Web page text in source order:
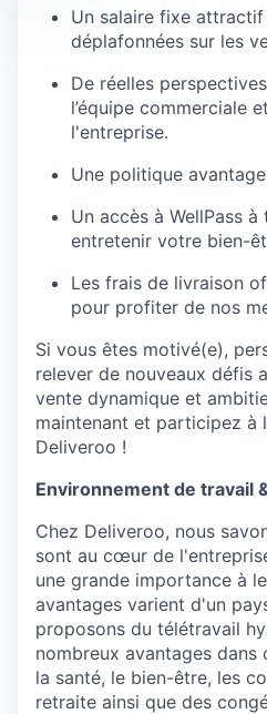
Un salaire fixe
déplafonnées sur les
De réelles
l’équipe commerciale
l'entreprise.
Une politique
Un accès à WellPass
entretenir votre bien-
Les frais de livraison
pour profiter de nos
Si vous êtes motivé(e),
relever de nouveaux défis
vente dynamique et
maintenant et participez à
Deliveroo !
Environnement de travail
Chez Deliveroo, nous
sont au cœur de
une grande importance à
avantages varient d'un
proposons du télétravail
nombreux avantages dans
la santé, le bien-être, les
retraite ainsi que des